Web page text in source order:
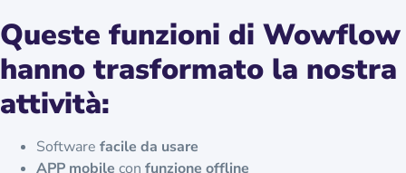
stesso team.
Queste funzioni di Wowflow
hanno trasformato la nostra
attività: